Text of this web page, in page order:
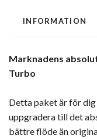
INFORMATION
Marknadens
Turbo
Detta paket är för
uppgradera till det
bättre flöde än